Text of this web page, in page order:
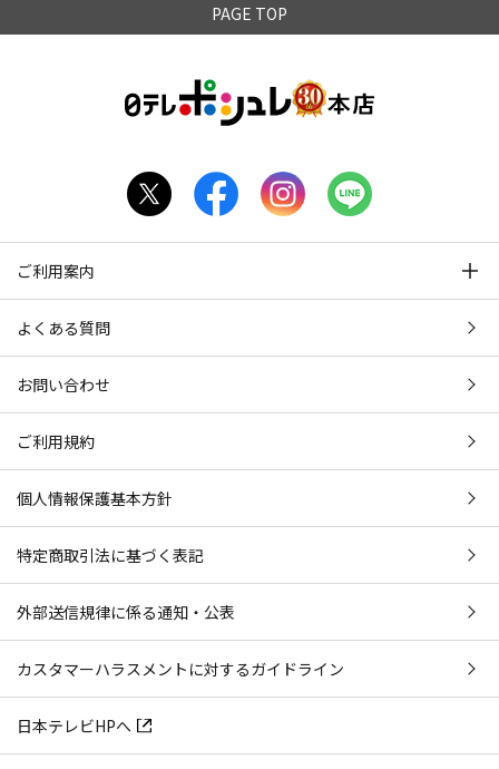
PAGE TOP
ご利用案内
よくある質問
お問い合わせ
ご利用規約
個人情報保護基本方針
特定商取引法に基づく表記
外部送信規律に係る通知・公表
カスタマーハラスメントに対するガイドライン
日本テレビHPへ